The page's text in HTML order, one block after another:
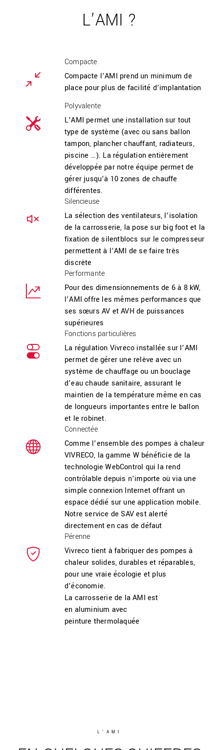
L’AMI ?
Compacte
Compacte l’AMI prend un minimum de
place pour plus de facilité d’implantation
Polyvalente
L’AMI permet une installation sur tout
type de système (avec ou sans ballon
tampon, plancher chauffant, radiateurs,
piscine …). La régulation entièrement
développée par notre équipe permet de
gérer jusqu’à 10 zones de chauffe
différentes.
Silencieuse
La sélection des ventilateurs, l’isolation
de la carrosserie, la pose sur big foot et la
fixation de silentblocs sur le compresseur
permettent à l’AMI de se faire très
discrète
Performante
Pour des dimensionnements de 6 à 8 kW,
l’AMI offre les mêmes performances que
ses sœurs AV et AVH de puissances
supérieures
Fonctions particulières
La régulation Vivreco installée sur l’AMI
permet de gérer une relève avec un
système de chauffage ou un bouclage
d’eau chaude sanitaire, assurant le
maintien de la température même en cas
de longueurs importantes entre le ballon
et le robinet.
Connectée
Comme l’ensemble des pompes à chaleur
VIVRECO, la gamme W bénéficie de la
technologie WebControl qui la rend
contrôlable depuis n’importe où via une
simple connexion Internet offrant un
espace dédié sur une application mobile.
Notre service de SAV est alerté
directement en cas de défaut
Pérenne
Vivreco tient à fabriquer des pompes à
chaleur solides, durables et réparables,
pour une vraie écologie et plus
d’économie.
La carrosserie de la AMI est
en aluminium avec
peinture thermolaquée
L’AMI